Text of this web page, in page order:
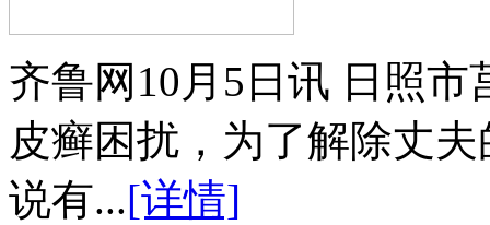
齐鲁网10月5日讯 日照
皮癣困扰，为了解除丈
说有...[详情]